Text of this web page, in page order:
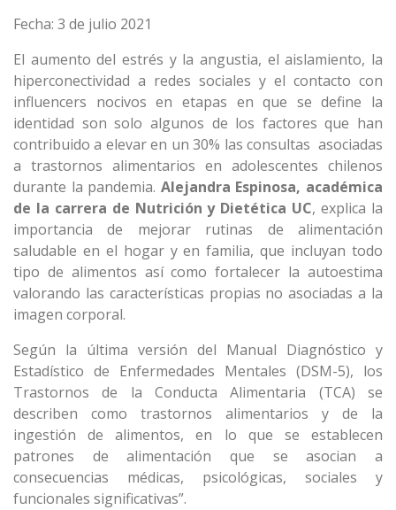
Fecha: 3 de julio 2021
El aumento del estrés y la angustia, el aislamiento, la
hiperconectividad a redes sociales y el contacto con
influencers nocivos en etapas en que se define la
identidad son solo algunos de los factores que han
contribuido a elevar en un 30% las consultas asociadas
a trastornos alimentarios en adolescentes chilenos
durante la pandemia. Alejandra Espinosa, académica
de la carrera de Nutrición y Dietética UC, explica la
importancia de mejorar rutinas de alimentación
saludable en el hogar y en familia, que incluyan todo
tipo de alimentos así como fortalecer la autoestima
valorando las características propias no asociadas a la
imagen corporal.
Según la última versión del Manual Diagnóstico y
Estadístico de Enfermedades Mentales (DSM-5), los
Trastornos de la Conducta Alimentaria (TCA) se
describen como trastornos alimentarios y de la
ingestión de alimentos, en lo que se establecen
patrones de alimentación que se asocian a
consecuencias médicas, psicológicas, sociales y
funcionales significativas”.